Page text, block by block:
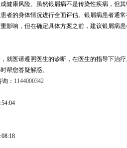
健康风险。虽然银屑病不是传染性疾病，但
者的身体情况进行全面评估。银屑病患者通
影响，但在确定具体方案之前，建议银屑病
就医请遵照医生的诊断，在医生的指导下治疗
帮您答疑解惑。
： 1144000342